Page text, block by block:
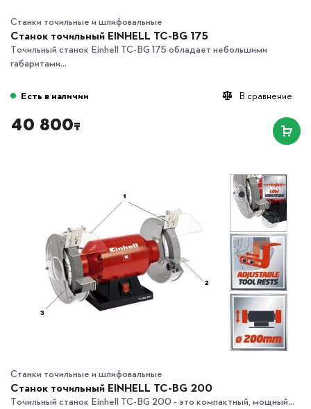
Станки точильные и шлифовальные
Станок точильный EINHELL TC-BG 175
Точильный станок Einhell TC-BG 175 обладает небольшими
габаритами...
В сравнение
Есть в наличии
40 800₸
Станки точильные и шлифовальные
Станок точильный EINHELL TC-BG 200
Точильный станок Einhell TC-BG 200 - это компактный, мощный...